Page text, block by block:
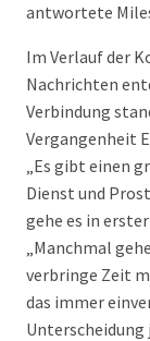
antwortete
Im Verlauf der
Nachrichten
Verbindung
Vergangenheit
„Es gibt einen
Dienst und
gehe es in
„Manchmal
verbringe Zeit
das immer